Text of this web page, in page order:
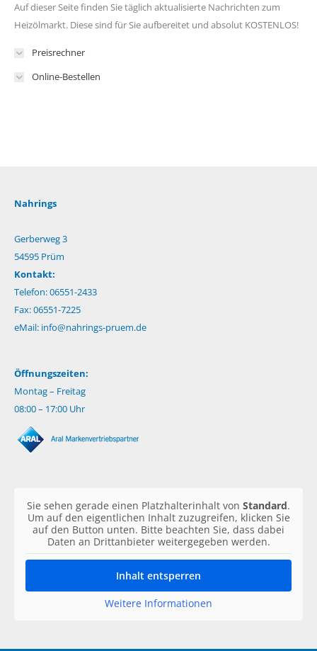
Auf dieser Seite finden Sie täglich aktualisierte Nachrichten zum
Heizölmarkt. Diese sind für Sie aufbereitet und absolut KOSTENLOS!
Preisrechner
Online-Bestellen
Nahrings
Gerberweg 3
54595 Prüm
Kontakt:
Telefon: 06551-2433
Fax: 06551-7225
eMail: info@nahrings-pruem.de
Öffnungszeiten:
Montag – Freitag
08:00 – 17:00 Uhr
Sie sehen gerade einen Platzhalterinhalt von Standard.
Um auf den eigentlichen Inhalt zuzugreifen, klicken Sie
auf den Button unten. Bitte beachten Sie, dass dabei
Daten an Drittanbieter weitergegeben werden.
Inhalt entsperren
Weitere Informationen